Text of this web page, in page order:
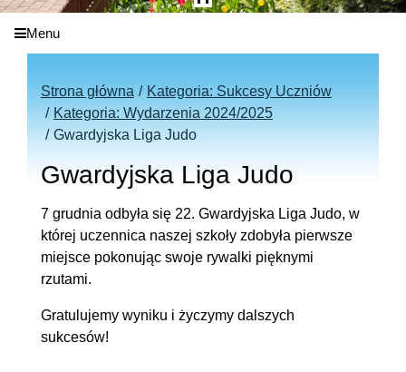
Menu
Strona główna
Kategoria: Sukcesy Uczniów
Kategoria: Wydarzenia 2024/2025
Gwardyjska Liga Judo
Gwardyjska Liga Judo
7 grudnia odbyła się 22. Gwardyjska Liga Judo, w
której uczennica naszej szkoły zdobyła pierwsze
miejsce pokonując swoje rywalki pięknymi
rzutami.
Gratulujemy wyniku i życzymy dalszych
sukcesów!